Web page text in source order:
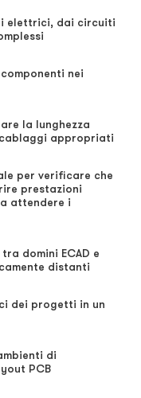
elettrici, dai circuiti
nei
la lunghezza
appropriati
per verificare che
prestazioni
attendere i
domini ECAD e
distanti
dei progetti in un
di
PCB